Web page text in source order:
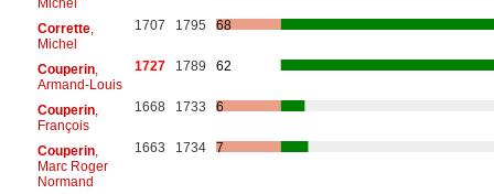
Corrette,
Michel
1707 1795 68
Couperin,
Armand-Louis
1727 1789 62
Couperin,
François
1668 1733 6
Couperin,
Marc Roger
Normand
1663 1734 7